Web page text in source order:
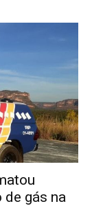
gás na